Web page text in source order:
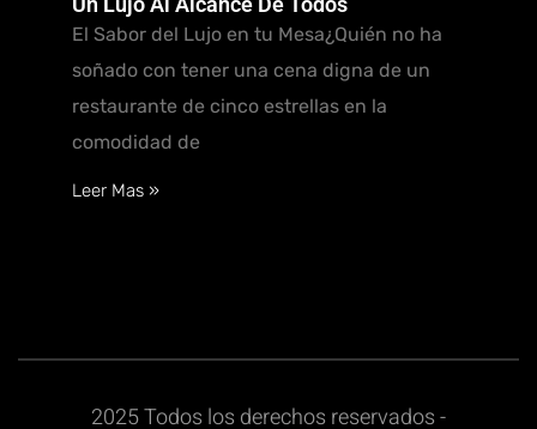
El Sabor del Lujo en tu Mesa¿Quién no ha
soñado con tener una cena digna de un
restaurante de cinco estrellas en la
comodidad de
Leer Mas »
2025 Todos los derechos reservados -